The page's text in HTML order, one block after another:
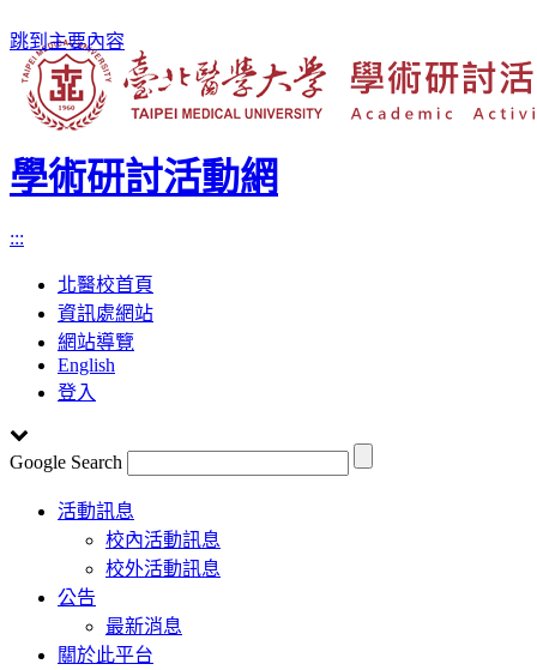
跳到主要內容
學術研討活動網
:::
北醫校首頁
資訊處網站
網站導覽
English
登入
Google Search
Toggle
navigation
活動訊息
校內活動訊息
校外活動訊息
公告
最新消息
關於此平台